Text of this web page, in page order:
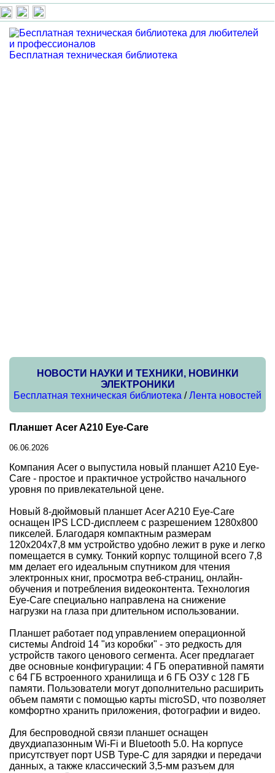
Бесплатная техническая библиотека
НОВОСТИ НАУКИ И ТЕХНИКИ, НОВИНКИ
ЭЛЕКТРОНИКИ
Бесплатная техническая библиотека /Лента новостей
Планшет Acer A210 Eye-Care
06.06.2026
Компания Acer о выпустила новый планшет A210 Eye-
Care - простое и практичное устройство начального
уровня по привлекательной цене.
Новый 8-дюймовый планшет Acer A210 Eye-Care
оснащен IPS LCD-дисплеем с разрешением 1280x800
пикселей. Благодаря компактным размерам
120x204x7,8 мм устройство удобно лежит в руке и легко
помещается в сумку. Тонкий корпус толщиной всего 7,8
мм делает его идеальным спутником для чтения
электронных книг, просмотра веб-страниц, онлайн-
обучения и потребления видеоконтента. Технология
Eye-Care специально направлена на снижение
нагрузки на глаза при длительном использовании.
Планшет работает под управлением операционной
системы Android 14 "из коробки" - это редкость для
устройств такого ценового сегмента. Acer предлагает
две основные конфигурации: 4 ГБ оперативной памяти
с 64 ГБ встроенного хранилища и 6 ГБ ОЗУ с 128 ГБ
памяти. Пользователи могут дополнительно расширить
объем памяти с помощью карты microSD, что позволяет
комфортно хранить приложения, фотографии и видео.
Для беспроводной связи планшет оснащен
двухдиапазонным Wi-Fi и Bluetooth 5.0. На корпусе
присутствует порт USB Type-C для зарядки и передачи
данных, а также классический 3,5-мм разъем для